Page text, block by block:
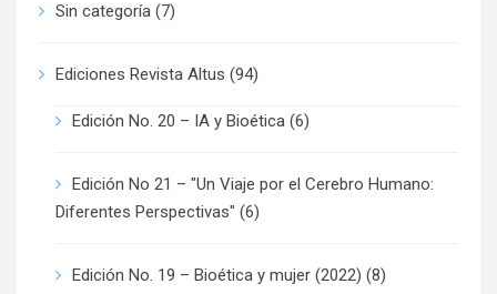
Sin categoría (7)
Ediciones Revista Altus (94)
Edición No. 20 – IA y Bioética (6)
Edición No 21 – "Un Viaje por el Cerebro Humano:
Diferentes Perspectivas" (6)
Edición No. 19 – Bioética y mujer (2022) (8)